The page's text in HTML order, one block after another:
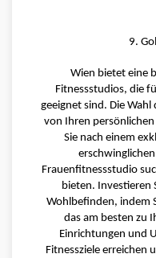
9.
Wien bietet eine
Fitnessstudios, die
geeignet sind. Die
von Ihren persönlichen
Sie nach einem
Frauenfitnessstudio
bieten. Investieren
Wohlbefinden, indem
das am besten zu
Einrichtungen und
Fitnessziele erreichen